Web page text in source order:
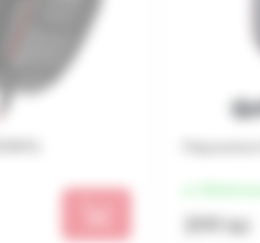
399 lei